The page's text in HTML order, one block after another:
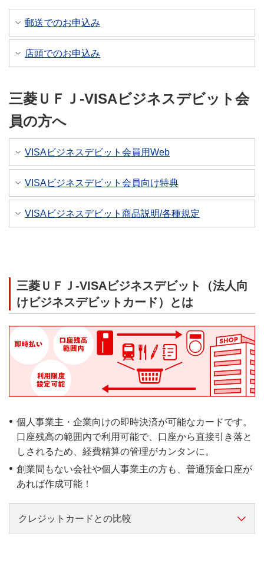
郵送でのお申込み
店頭でのお申込み
三菱ＵＦＪ-VISAビジネスデビット会
員の方へ
VISAビジネスデビット会員用Web
VISAビジネスデビット会員向け特典
VISAビジネスデビット商品説明/各種規定
三菱ＵＦＪ-VISAビジネスデビット（法人向
けビジネスデビットカード）とは
個人事業主・企業向けの即時決済が可能なカードです。
口座残高の範囲内で利用可能で、口座から直接引き落と
しされるため、経費精算の管理がカンタンに。
創業間もない会社や個人事業主の方も、普通預金口座が
あれば作成可能！
クレジットカードとの比較